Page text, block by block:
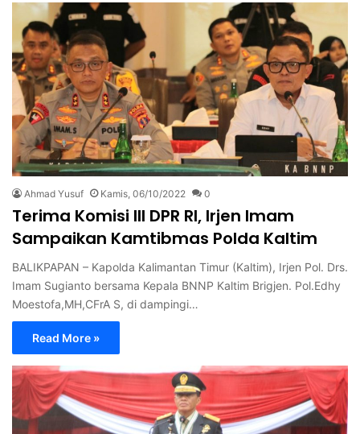
Ahmad Yusuf Kamis, 06/10/2022 0
Terima Komisi III DPR RI, Irjen Imam
Sampaikan Kamtibmas Polda Kaltim
BALIKPAPAN – Kapolda Kalimantan Timur (Kaltim), Irjen Pol. Drs.
Imam Sugianto bersama Kepala BNNP Kaltim Brigjen. Pol.Edhy
Moestofa,MH,CFrA S, di dampingi…
Read More »